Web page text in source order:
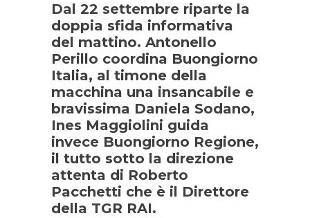
Dal 22 settembre riparte la
doppia sfida informativa
del mattino. Antonello
Perillo coordina Buongiorno
Italia, al timone della
macchina una insancabile e
bravissima Daniela Sodano,
Ines Maggiolini guida
invece Buongiorno Regione,
il tutto sotto la direzione
attenta di Roberto
Pacchetti che è il Direttore
della TGR RAI.